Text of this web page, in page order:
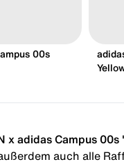
00s
x adidas Campus
auch alle